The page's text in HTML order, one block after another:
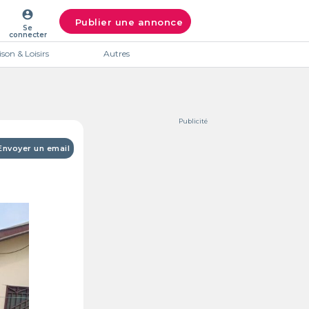
account_circle
Se
connecter
Publier une annonce
& Loisirs Autres
un email
Publicité